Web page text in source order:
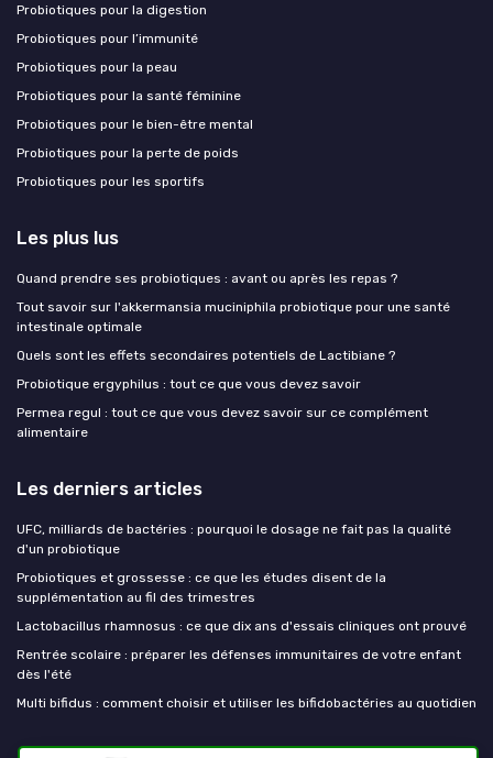
Probiotiques pour la digestion
Probiotiques pour l’immunité
Probiotiques pour la peau
Probiotiques pour la santé féminine
Probiotiques pour le bien-être mental
Probiotiques pour la perte de poids
Probiotiques pour les sportifs
Les plus lus
Quand prendre ses probiotiques : avant ou après les repas ?
Tout savoir sur l'akkermansia muciniphila probiotique pour une santé
intestinale optimale
Quels sont les effets secondaires potentiels de Lactibiane ?
Probiotique ergyphilus : tout ce que vous devez savoir
Permea regul : tout ce que vous devez savoir sur ce complément
alimentaire
Les derniers articles
UFC, milliards de bactéries : pourquoi le dosage ne fait pas la qualité
d'un probiotique
Probiotiques et grossesse : ce que les études disent de la
supplémentation au fil des trimestres
Lactobacillus rhamnosus : ce que dix ans d'essais cliniques ont prouvé
Rentrée scolaire : préparer les défenses immunitaires de votre enfant
dès l'été
Multi bifidus : comment choisir et utiliser les bifidobactéries au quotidien